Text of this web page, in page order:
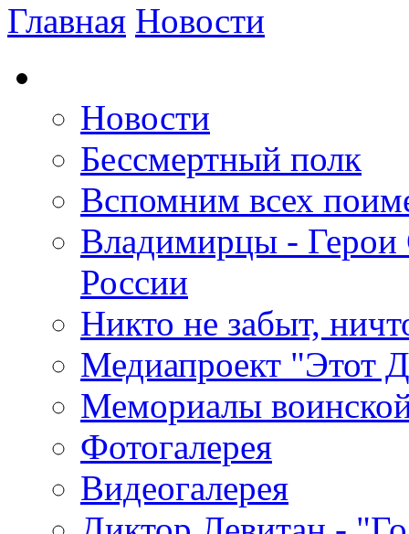
Главная Новости
Новости
Бессмертный полк
Вспомним всех
Владимирцы - Герои
России
Никто не забыт,
Медиапроект "Этот
Мемориалы
Фотогалерея
Видеогалерея